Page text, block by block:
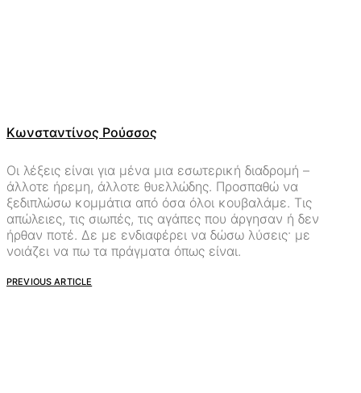
Κωνσταντίνος Ρούσσος
Οι λέξεις είναι για μένα μια εσωτερική διαδρομή –
άλλοτε ήρεμη, άλλοτε θυελλώδης. Προσπαθώ να
ξεδιπλώσω κομμάτια από όσα όλοι κουβαλάμε. Τις
απώλειες, τις σιωπές, τις αγάπες που άργησαν ή δεν
ήρθαν ποτέ. Δε με ενδιαφέρει να δώσω λύσεις· με
νοιάζει να πω τα πράγματα όπως είναι.
PREVIOUS ARTICLE